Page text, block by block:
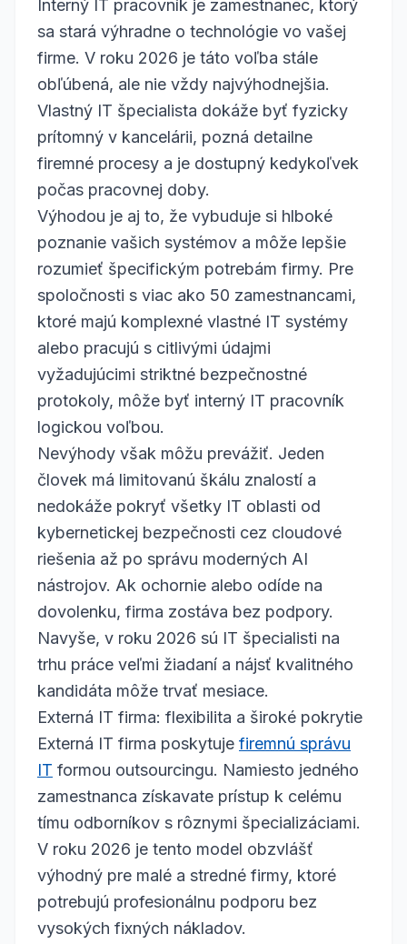
Interný IT pracovník je zamestnanec, ktorý
sa stará výhradne o technológie vo vašej
firme. V roku 2026 je táto voľba stále
obľúbená, ale nie vždy najvýhodnejšia.
Vlastný IT špecialista dokáže byť fyzicky
prítomný v kancelárii, pozná detailne
firemné procesy a je dostupný kedykoľvek
počas pracovnej doby.
Výhodou je aj to, že vybuduje si hlboké
poznanie vašich systémov a môže lepšie
rozumieť špecifickým potrebám firmy. Pre
spoločnosti s viac ako 50 zamestnancami,
ktoré majú komplexné vlastné IT systémy
alebo pracujú s citlivými údajmi
vyžadujúcimi striktné bezpečnostné
protokoly, môže byť interný IT pracovník
logickou voľbou.
Nevýhody však môžu prevážiť. Jeden
človek má limitovanú škálu znalostí a
nedokáže pokryť všetky IT oblasti od
kybernetickej bezpečnosti cez cloudové
riešenia až po správu moderných AI
nástrojov. Ak ochornie alebo odíde na
dovolenku, firma zostáva bez podpory.
Navyše, v roku 2026 sú IT špecialisti na
trhu práce veľmi žiadaní a nájsť kvalitného
kandidáta môže trvať mesiace.
Externá IT firma: flexibilita a široké pokrytie
Externá IT firma poskytuje firemnú správu
IT formou outsourcingu. Namiesto jedného
zamestnanca získavate prístup k celému
tímu odborníkov s rôznymi špecializáciami.
V roku 2026 je tento model obzvlášť
výhodný pre malé a stredné firmy, ktoré
potrebujú profesionálnu podporu bez
vysokých fixných nákladov.